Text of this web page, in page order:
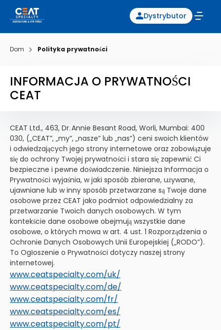
Dystrybutor
Dom Polityka prywatności
INFORMACJA O PRYWATNOŚCI
CEAT
CEAT Ltd., 463, Dr. Annie Besant Road, Worli, Mumbai: 400
030, („CEAT”, „my”, „nasze” lub „nas”) ceni swoich klientów
i odwiedzających jego strony internetowe oraz zobowiązuje
się do ochrony Twojej prywatności i stara się zapewnić Ci
bezpieczne i pewne doświadczenie. Niniejsza Informacja o
Prywatności wyjaśnia, w jaki sposób zbierane, używane,
ujawniane lub w inny sposób przetwarzane są Twoje dane
osobowe przez CEAT jako podmiot odpowiedzialny za
przetwarzanie Twoich danych osobowych. W tym
kontekście dane osobowe obejmują wszystkie dane
osobowe, o których mowa w art. 4 ust. 1 Rozporządzenia o
Ochronie Danych Osobowych Unii Europejskiej („RODO”).
To Ogłoszenie o Prywatności dotyczy naszej strony
internetowej.
www.ceatspecialty.com/uk/
www.ceatspecialty.com/de/
www.ceatspecialty.com/fr/
www.ceatspecialty.com/es/
www.ceatspecialty.com/pt/